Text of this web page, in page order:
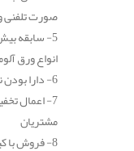
صورت تلفنی
انواع ورق
6- دارا بودن نمایندگی فروش معتبر
7- اعمال
مشتریان
8- فروش با کیفیت ترین انواع ورق آلومینیوم